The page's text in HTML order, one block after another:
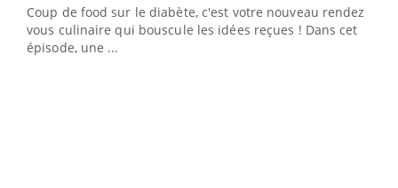
Coup de food sur le diabète, c'est votre nouveau rendez-
vous culinaire qui bouscule les idées reçues ! Dans cet
épisode, une ...
"Les rendez-vous de la santé et de la qualité de vie au
travail" de Pourquoi Docteur reçoivent Régis Blugeon,
DRH et directeur ...